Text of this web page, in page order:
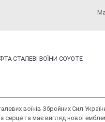
воїнів Збройниx Сил
серце та має вигляд нової